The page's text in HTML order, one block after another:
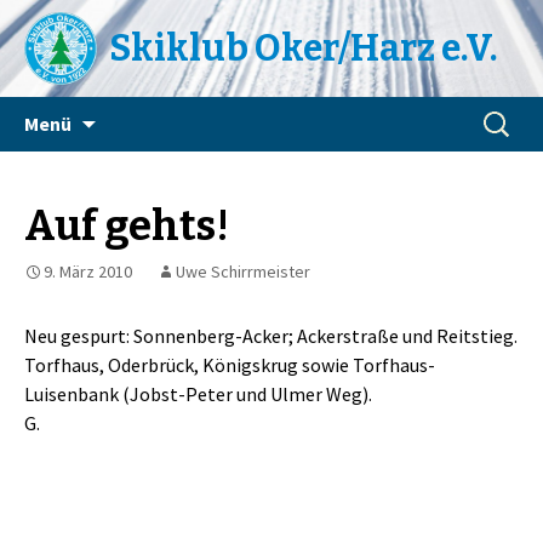
Skiklub Oker/Harz e.V.
Menü
Suchen
nach:
Auf gehts!
9. März 2010 Uwe Schirrmeister
Neu gespurt: Sonnenberg-Acker; Ackerstraße und Reitstieg.
Torfhaus, Oderbrück, Königskrug sowie Torfhaus-
Luisenbank (Jobst-Peter und Ulmer Weg).
G.